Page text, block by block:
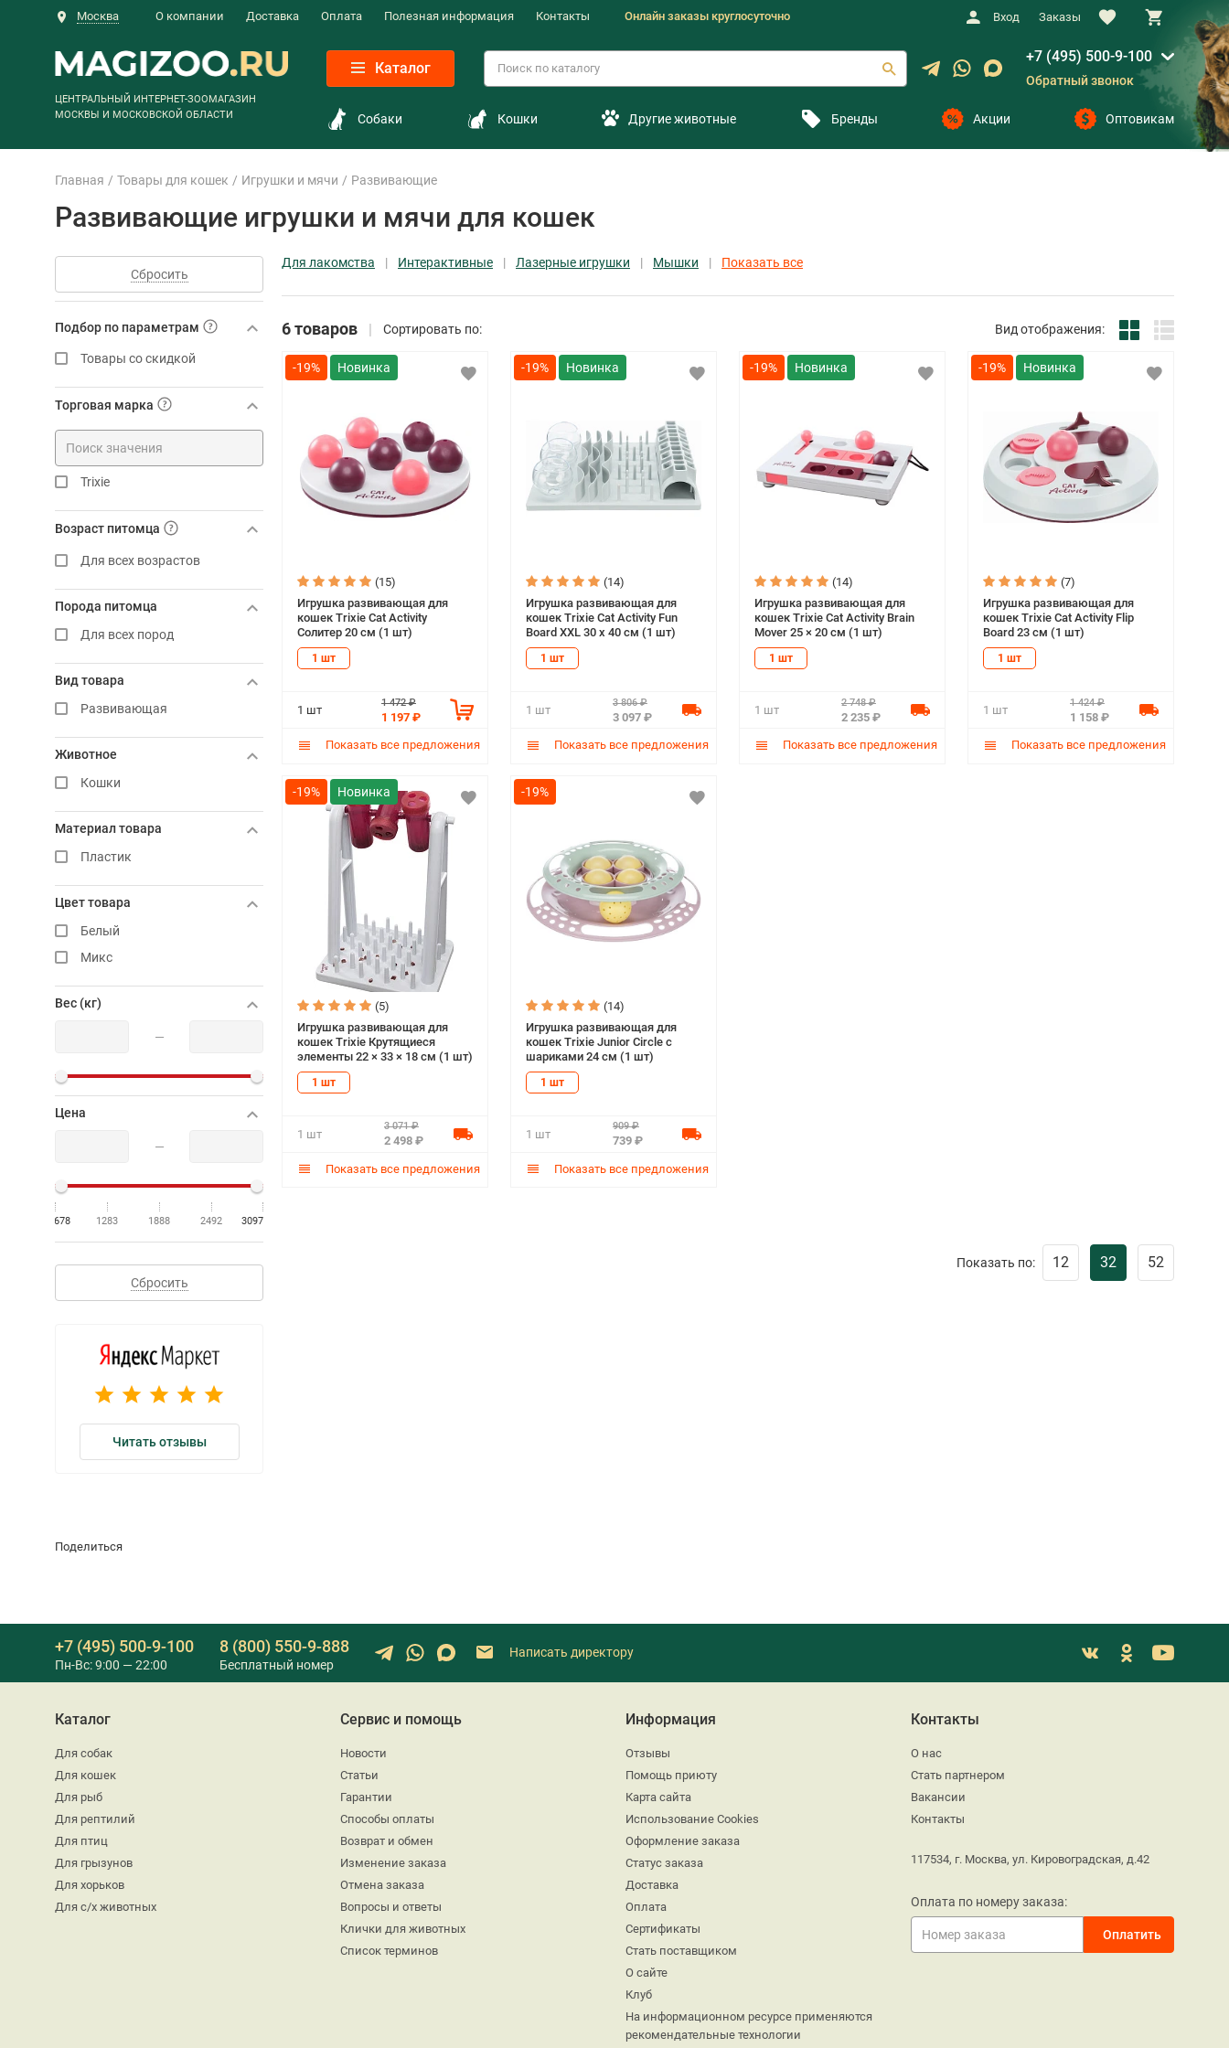
Москва О компании Доставка Оплата Полезная информация Контакты Онлайн заказы круглосуточно Вход Заказы
ЦЕНТРАЛЬНЫЙ ИНТЕРНЕТ-ЗООМАГАЗИН
МОСКВЫ И МОСКОВСКОЙ ОБЛАСТИ
Каталог
+7 (495) 500-9-100
Обратный звонок
Собаки Кошки Другие животные Бренды Акции Оптовикам
Главная Товары для кошек Игрушки и мячи Развивающие
Развивающие игрушки и мячи для кошек
Сбросить
Подбор по параметрам
Товары со скидкой
Торговая марка
Trixie
Возраст питомца
Для всех возрастов
Порода питомца
Для всех пород
Вид товара
Развивающая
Животное
Кошки
Материал товара
Пластик
Цвет товара
Белый
Микс
Вес (кг)
—
Цена
—
678 1283 1888 2492 3097
Сбросить
Читать отзывы
Для лакомства Интерактивные Лазерные игрушки Мышки Показать все
6 товаров Сортировать по: Вид отображения:
-19%
(15)
Игрушка развивающая для
кошек Trixie Cat Activity
Солитер 20 см (1 шт)
1 шт
1 шт
1 472 ₽
1 197 ₽
Показать все предложения
-19%
(14)
Игрушка развивающая для
кошек Trixie Cat Activity Fun
Board XXL 30 х 40 см (1 шт)
1 шт
1 шт
3 806 ₽
3 097 ₽
Показать все предложения
-19%
(14)
Игрушка развивающая для
кошек Trixie Cat Activity Brain
Mover 25 × 20 см (1 шт)
1 шт
1 шт
2 748 ₽
2 235 ₽
Показать все предложения
-19%
(7)
Игрушка развивающая для
кошек Trixie Cat Activity Flip
Board 23 см (1 шт)
1 шт
1 шт
1 424 ₽
1 158 ₽
Показать все предложения
-19%
(5)
Игрушка развивающая для
кошек Trixie Крутящиеся
элементы 22 × 33 × 18 см (1 шт)
1 шт
1 шт
3 071 ₽
2 498 ₽
Показать все предложения
-19%
(14)
Игрушка развивающая для
кошек Trixie Junior Circle с
шариками 24 см (1 шт)
1 шт
1 шт
909 ₽
739 ₽
Показать все предложения
Показать по: 12 32 52
Поделиться
+7 (495) 500-9-100
Пн-Вс: 9:00 — 22:00
8 (800) 550-9-888
Бесплатный номер
Написать директору
Каталог
Для собак
Для кошек
Для рыб
Для рептилий
Для птиц
Для грызунов
Для хорьков
Для с/х животных
Сервис и помощь
Новости
Статьи
Гарантии
Способы оплаты
Возврат и обмен
Изменение заказа
Отмена заказа
Вопросы и ответы
Клички для животных
Список терминов
Информация
Отзывы
Помощь приюту
Карта сайта
Использование Cookies
Оформление заказа
Статус заказа
Доставка
Оплата
Сертификаты
Стать поставщиком
О сайте
Клуб
На информационном ресурсе применяются
рекомендательные технологии
Контакты
О нас
Стать партнером
Вакансии
Контакты
117534, г. Москва, ул. Кировоградская, д.42
Оплата по номеру заказа: